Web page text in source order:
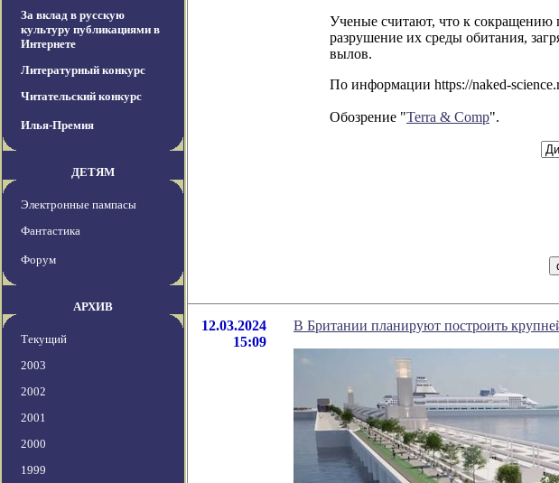
За вклад в русскую
культуру публикациями в
Интернете
Литературный конкурс
Читательский конкурс
Илья-Премия
ДЕТЯМ
Электронные пампасы
Фантастика
Форум
АРХИВ
Текущий
2003
2002
2001
2000
1999
Ученые считают, что к сокращению
разрушение их среды обитания,
вылов.
По информации https://naked-
Обозрение "Terra & Comp".
12.03.2024
15:09
В Британии планируют построить